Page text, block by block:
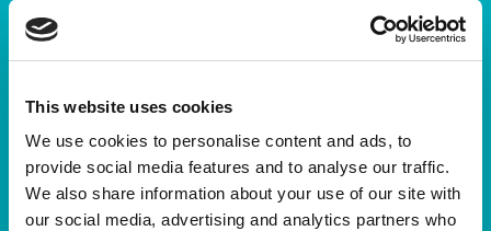
This website uses cookies
We use cookies to personalise content and ads, to
provide social media features and to analyse our traffic.
We also share information about your use of our site with
our social media, advertising and analytics partners who
Article 8: Infraccions i desqualificacions
No seran admesos per l’Organització corredors que
no estiguin inscrits o corrin sense dorsal o amb un
dorsal no oficial de la present edició de la prova,
impedint que tinguin accés a la carrera en defensa
dels drets dels reglamentàriament inscrits. [Tampoc